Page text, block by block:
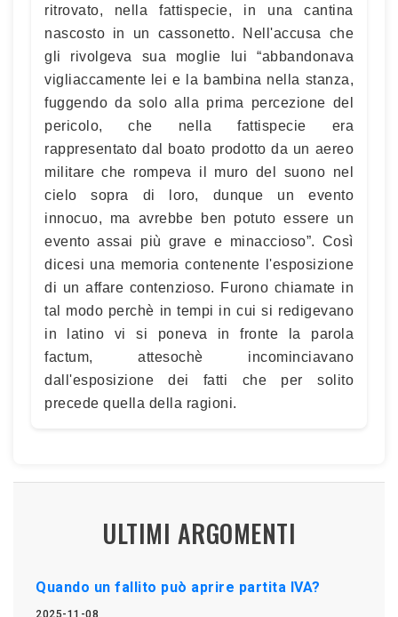
ritrovato, nella fattispecie, in una cantina
nascosto in un cassonetto. Nell'accusa che
gli rivolgeva sua moglie lui “abbandonava
vigliaccamente lei e la bambina nella stanza,
fuggendo da solo alla prima percezione del
pericolo, che nella fattispecie era
rappresentato dal boato prodotto da un aereo
militare che rompeva il muro del suono nel
cielo sopra di loro, dunque un evento
innocuo, ma avrebbe ben potuto essere un
evento assai più grave e minaccioso”. Così
dicesi una memoria contenente l'esposizione
di un affare contenzioso. Furono chiamate in
tal modo perchè in tempi in cui si redigevano
in latino vi si poneva in fronte la parola
factum, attesochè incominciavano
dall'esposizione dei fatti che per solito
precede quella della ragioni.
ULTIMI ARGOMENTI
Quando un fallito può aprire partita IVA?
2025-11-08